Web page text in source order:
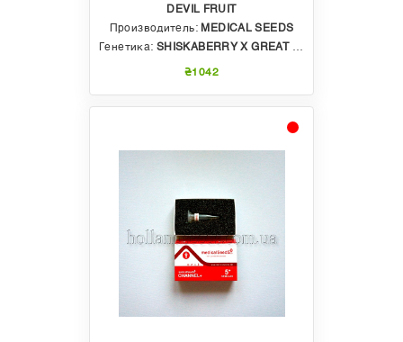
DEVIL FRUIT
Производитель: MEDICAL SEEDS
Генетика: SHISKABERRY X GREAT WHITE SHARK
₴1042